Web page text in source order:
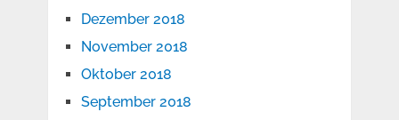
Dezember 2018
November 2018
Oktober 2018
September 2018